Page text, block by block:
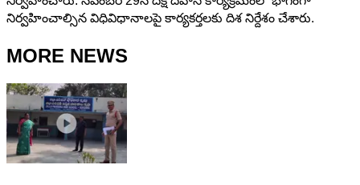
నిర్వహించాల్సిన విధివిధానాలపై కార్యకర్తలకు దిశ నిర్దేశం చేశారు.
MORE NEWS